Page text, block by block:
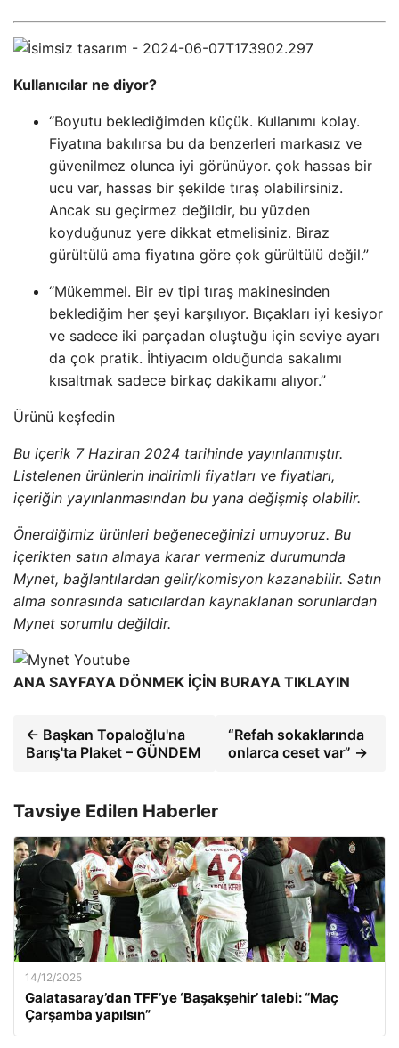
Kullanıcılar ne diyor?
“Boyutu beklediğimden küçük. Kullanımı kolay.
Fiyatına bakılırsa bu da benzerleri markasız ve
güvenilmez olunca iyi görünüyor. çok hassas bir
ucu var, hassas bir şekilde tıraş olabilirsiniz.
Ancak su geçirmez değildir, bu yüzden
koyduğunuz yere dikkat etmelisiniz. Biraz
gürültülü ama fiyatına göre çok gürültülü değil.”
“Mükemmel. Bir ev tipi tıraş makinesinden
beklediğim her şeyi karşılıyor. Bıçakları iyi kesiyor
ve sadece iki parçadan oluştuğu için seviye ayarı
da çok pratik. İhtiyacım olduğunda sakalımı
kısaltmak sadece birkaç dakikamı alıyor.”
Ürünü keşfedin
Bu içerik 7 Haziran 2024 tarihinde yayınlanmıştır.
Listelenen ürünlerin indirimli fiyatları ve fiyatları,
içeriğin yayınlanmasından bu yana değişmiş olabilir.
Önerdiğimiz ürünleri beğeneceğinizi umuyoruz. Bu
içerikten satın almaya karar vermeniz durumunda
Mynet, bağlantılardan gelir/komisyon kazanabilir. Satın
alma sonrasında satıcılardan kaynaklanan sorunlardan
Mynet sorumlu değildir.
ANA SAYFAYA DÖNMEK İÇİN BURAYA TIKLAYIN
← Başkan Topaloğlu'na
Barış'ta Plaket – GÜNDEM
“Refah sokaklarında
onlarca ceset var” →
Tavsiye Edilen Haberler
14/12/2025
Galatasaray’dan TFF’ye ‘Başakşehir’ talebi: “Maç
Çarşamba yapılsın”